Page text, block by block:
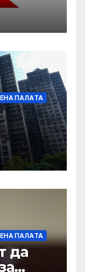
ПАЛAТА
ПАЛAТА
да